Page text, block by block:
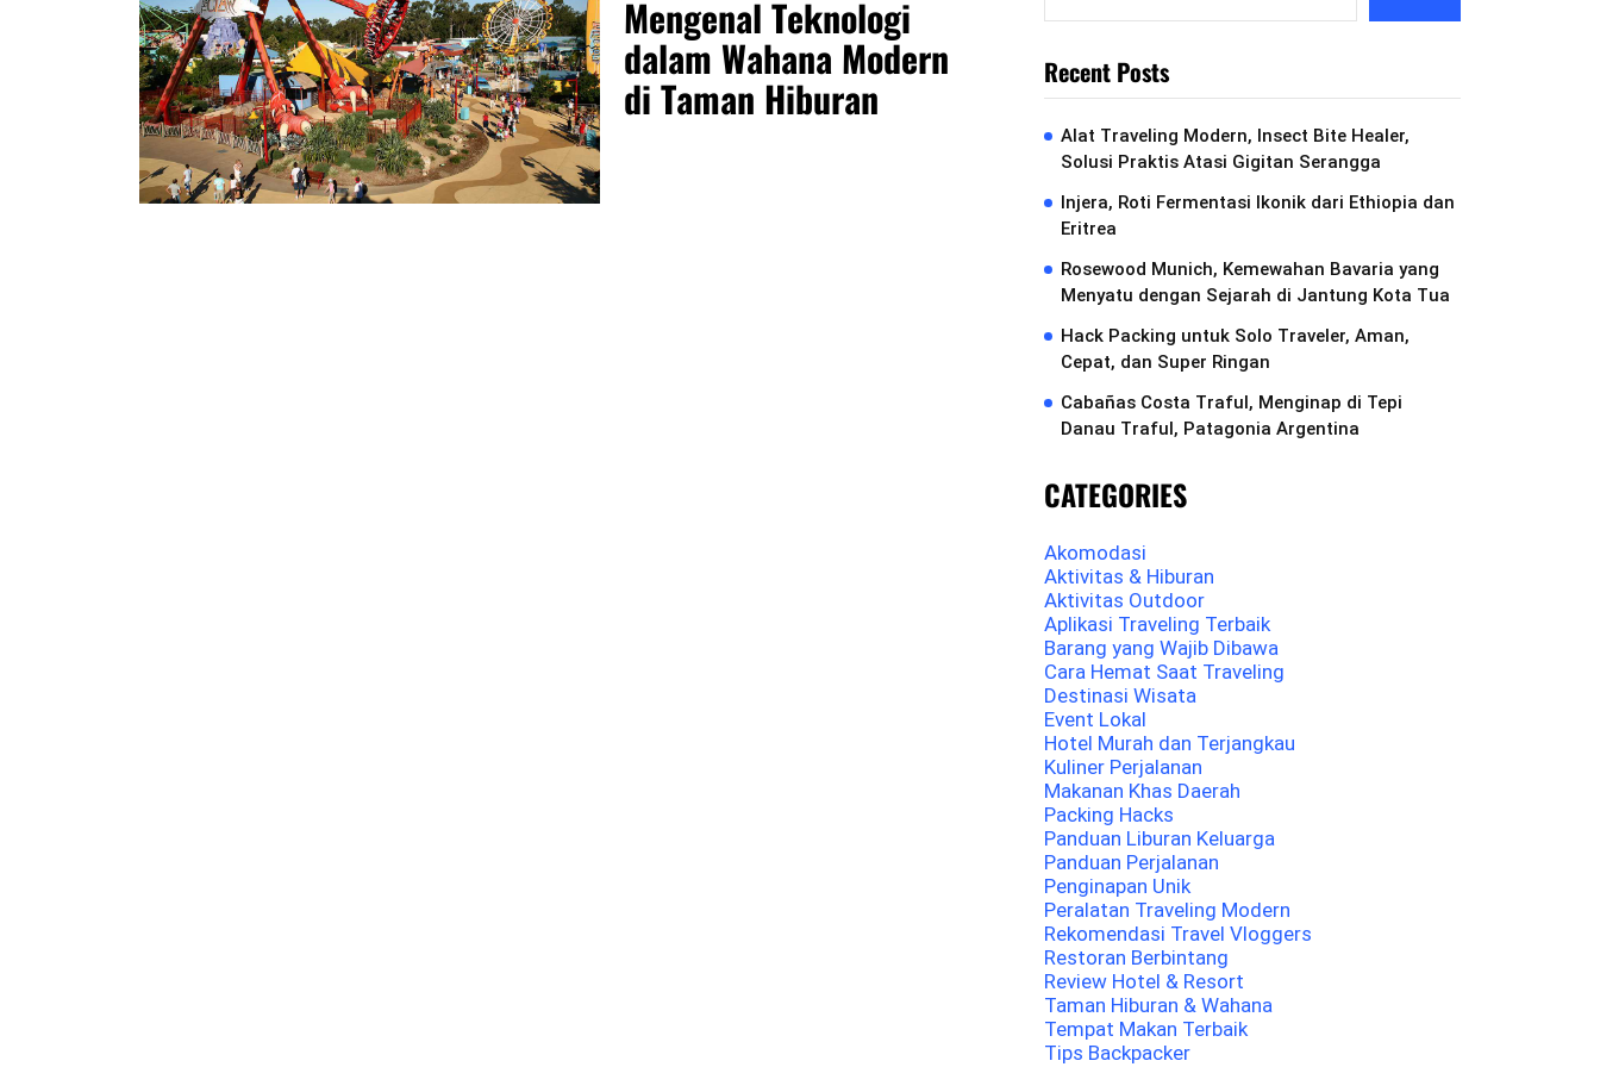
Mengenal Teknologi
dalam Wahana Modern
di Taman Hiburan Recent Posts
Alat Traveling Modern, Insect Bite Healer,
Solusi Praktis Atasi Gigitan Serangga
Injera, Roti Fermentasi Ikonik dari Ethiopia dan
Eritrea
Rosewood Munich, Kemewahan Bavaria yang
Menyatu dengan Sejarah di Jantung Kota Tua
Hack Packing untuk Solo Traveler, Aman,
Cepat, dan Super Ringan
Cabañas Costa Traful, Menginap di Tepi
Danau Traful, Patagonia Argentina
CATEGORIES
Akomodasi
Aktivitas & Hiburan
Aktivitas Outdoor
Aplikasi Traveling Terbaik
Barang yang Wajib Dibawa
Cara Hemat Saat Traveling
Destinasi Wisata
Event Lokal
Hotel Murah dan Terjangkau
Kuliner Perjalanan
Makanan Khas Daerah
Packing Hacks
Panduan Liburan Keluarga
Panduan Perjalanan
Penginapan Unik
Peralatan Traveling Modern
Rekomendasi Travel Vloggers
Restoran Berbintang
Review Hotel & Resort
Taman Hiburan & Wahana
Tempat Makan Terbaik
Tips Backpacker